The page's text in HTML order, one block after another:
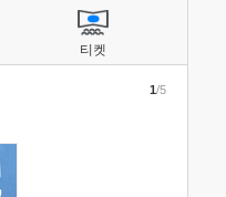
1/5
티켓